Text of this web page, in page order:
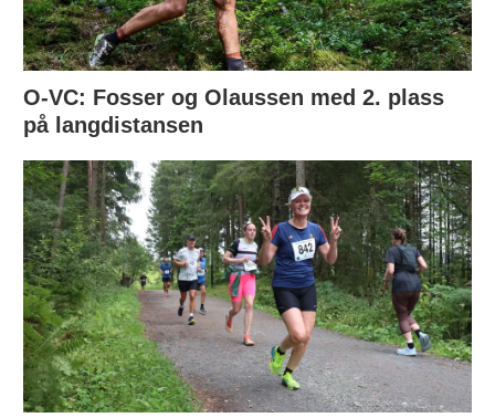
O-VC: Fosser og Olaussen med 2. plass
på langdistansen